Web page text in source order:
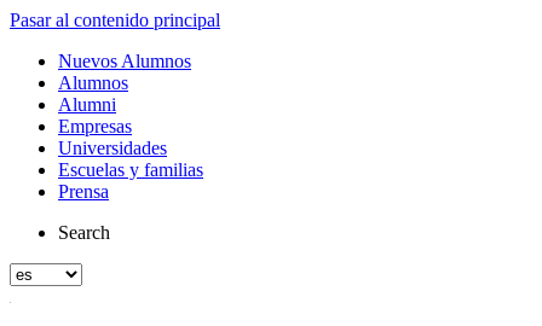
Pasar al contenido principal
Nuevos Alumnos
Alumnos
Alumni
Empresas
Universidades
Escuelas y familias
Prensa
Search